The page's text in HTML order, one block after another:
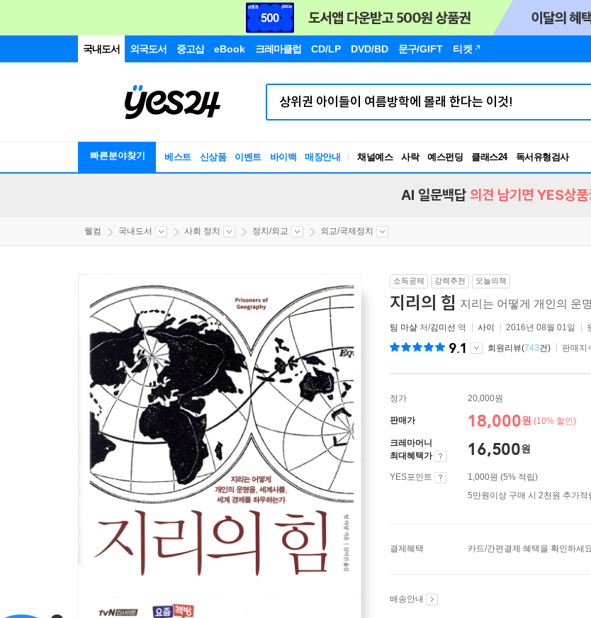
국내도서 외국도서 중고샵 eBook 크레마클럽 CD/LP DVD/BD 문구/GIFT 티켓
빠른분야찾기 베스트 신상품 이벤트 바이백 매장안내 채널예스 사락 예스펀딩 클래스24
독서유형검사
RBTI Lab
AI 일문백답 의견 남기면 YES상
웰컴 국내도서 사회 정치 정치/외교 외교/국제정치
소득공제 강력추천 오늘의책
지리의 힘 지리는 어떻게 개인의 운
팀 마샬 저/김미선 역 사이 2016년 08월 01일
9.1 회원리뷰(743건) 판매지
정가 20,000원
판매가 18,000원 (10% 할인)
크레마머니
최대혜택가
16,500원
YES포인트
1,000원 (5% 적립)
5만원이상 구매 시 2천원 추가적
결제혜택 카드/간편결제 혜택을 확인하세
배송안내